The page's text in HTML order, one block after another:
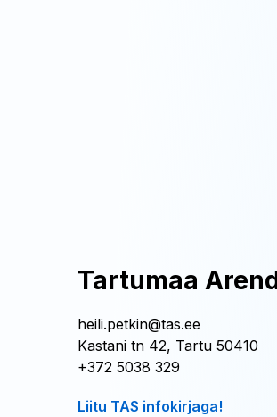
Tartumaa
heili.petkin@tas.ee
Kastani tn 42, Tartu 50410
+372 5038 329
Liitu TAS infokirjaga!